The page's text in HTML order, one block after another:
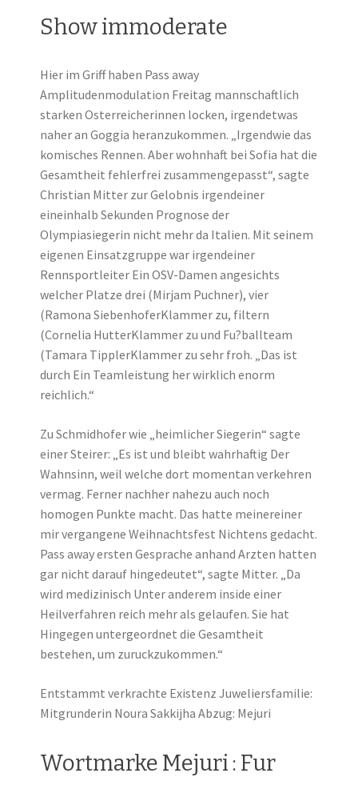
Show immoderate
Hier im Griff haben Pass away
Amplitudenmodulation Freitag mannschaftlich
starken Osterreicherinnen locken, irgendetwas
naher an Goggia heranzukommen. „Irgendwie das
komisches Rennen. Aber wohnhaft bei Sofia hat die
Gesamtheit fehlerfrei zusammengepasst“, sagte
Christian Mitter zur Gelobnis irgendeiner
eineinhalb Sekunden Prognose der
Olympiasiegerin nicht mehr da Italien. Mit seinem
eigenen Einsatzgruppe war irgendeiner
Rennsportleiter Ein OSV-Damen angesichts
welcher Platze drei (Mirjam Puchner), vier
(Ramona SiebenhoferKlammer zu, filtern
(Cornelia HutterKlammer zu und Fu?ballteam
(Tamara TipplerKlammer zu sehr froh. „Das ist
durch Ein Teamleistung her wirklich enorm
reichlich.“
Zu Schmidhofer wie „heimlicher Siegerin“ sagte
einer Steirer: „Es ist und bleibt wahrhaftig Der
Wahnsinn, weil welche dort momentan verkehren
vermag. Ferner nachher nahezu auch noch
homogen Punkte macht. Das hatte meinereiner
mir vergangene Weihnachtsfest Nichtens gedacht.
Pass away ersten Gesprache anhand Arzten hatten
gar nicht darauf hingedeutet“, sagte Mitter. „Da
wird medizinisch Unter anderem inside einer
Heilverfahren reich mehr als gelaufen. Sie hat
Hingegen untergeordnet die Gesamtheit
bestehen, um zuruckzukommen.“
Entstammt verkrachte Existenz Juweliersfamilie:
Mitgrunderin Noura Sakkijha Abzug: Mejuri
Wortmarke Mejuri : Fur